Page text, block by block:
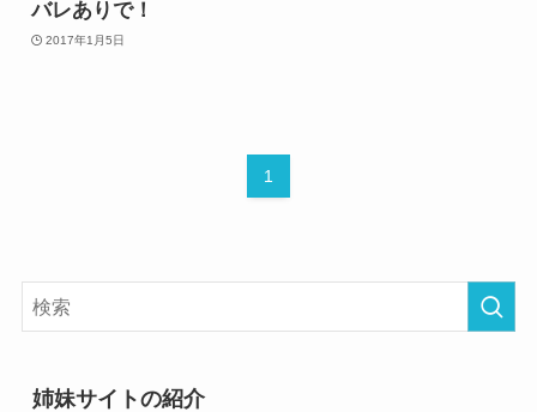
バレありで！
2017年1月5日
1
姉妹サイトの紹介